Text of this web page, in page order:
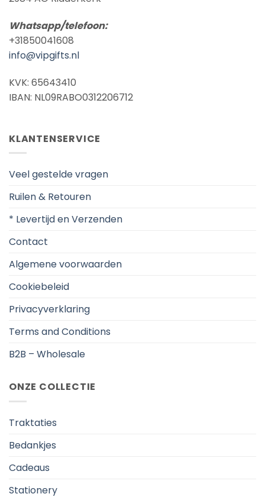
Whatsapp/telefoon:
+31850041608
info@vipgifts.nl
KVK: 65643410
IBAN: NL09RABO0312206712
KLANTENSERVICE
Veel gestelde vragen
Ruilen & Retouren
* Levertijd en Verzenden
Contact
Algemene voorwaarden
Cookiebeleid
Privacyverklaring
Terms and Conditions
B2B – Wholesale
ONZE COLLECTIE
Traktaties
Bedankjes
Cadeaus
Stationery